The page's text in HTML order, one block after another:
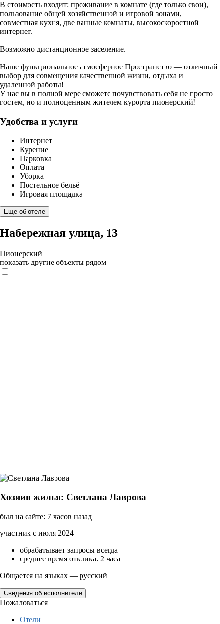
В стоимость входит: проживание в комнате (где только свои),
пользование общей хозяйственной и игровой зонами,
совместная кухня, две ванные комнаты, высокоскоростной
интернет.
Возможно дистанционное заселение.
Наше функциональное атмосферное Пространство — отличный
выбор для совмещения качественной жизни, отдыха и
удаленной работы!
У нас вы в полной мере сможете почувствовать себя не просто
гостем, но и полноценным жителем курорта пионерский!
Удобства и услуги
Интернет
Курение
Парковка
Оплата
Уборка
Постельное бельё
Игровая площадка
Еще об отеле
Набережная улица, 13
Пионерский
показать другие объекты рядом
Хозяин жилья: Светлана Лаврова
был на сайте: 7 часов назад
участник с июля 2024
обрабатывает запросы всегда
среднее время отклика: 2 часа
Общается на языках — русский
Сведения об исполнителе
Пожаловаться
Отели